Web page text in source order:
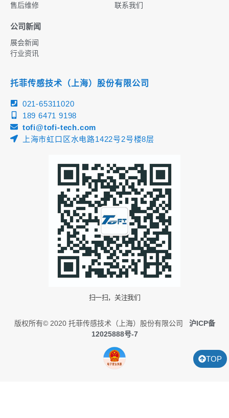
售后维修
联系我们
公司新闻
展会新闻
行业资讯
托菲传感技术（上海）股份有限公司
021-65311020
189 6471 9198
tofi@tofi-tech.com
上海市虹口区水电路1422号2号楼8层
扫一扫，关注我们
版权所有© 2020 托菲传感技术（上海）股份有限公司
沪ICP备
12025888号-7
TOP